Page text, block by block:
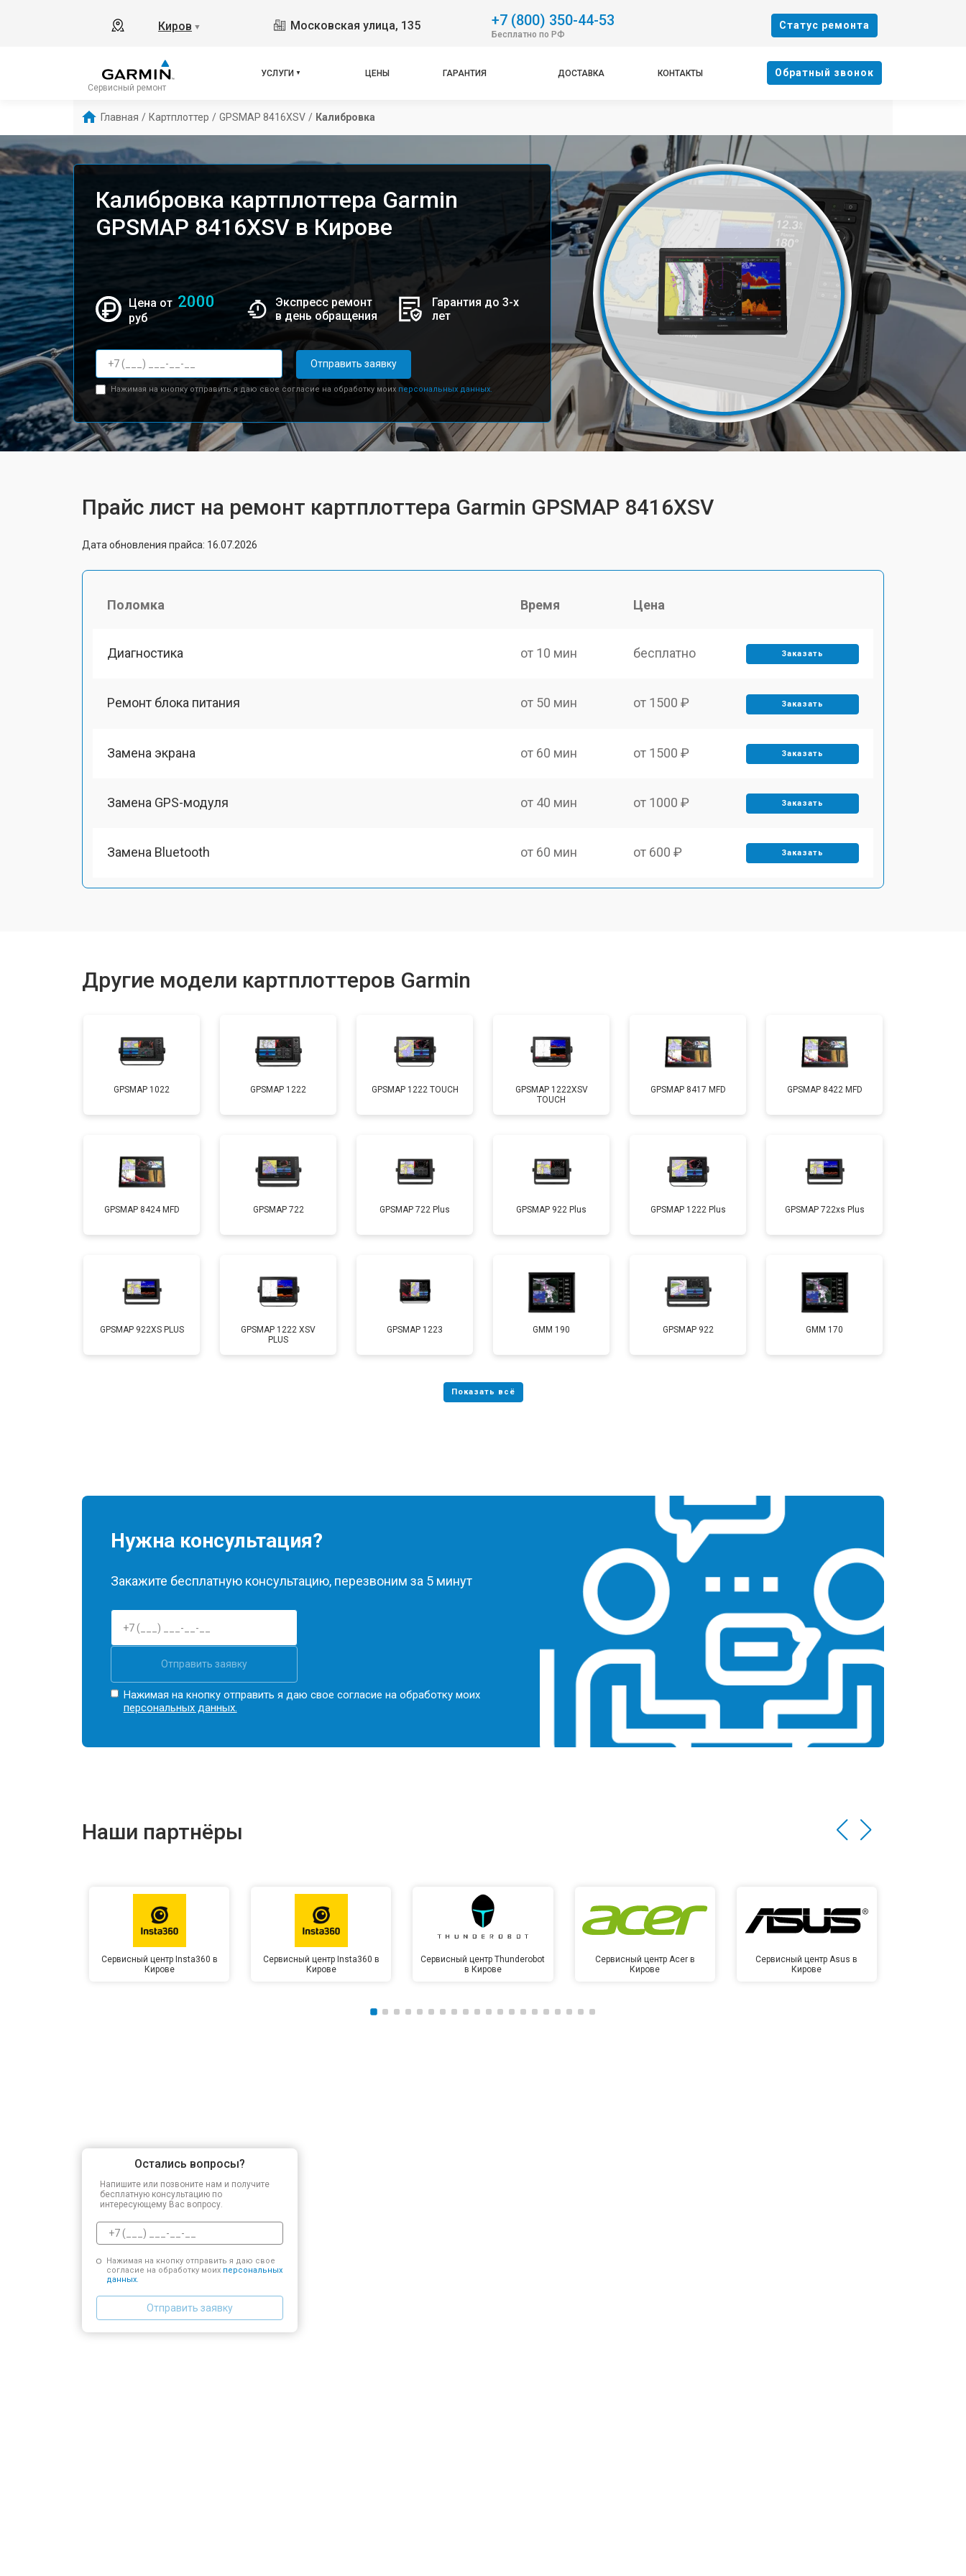
Киров ▼ Московская улица, 135 +7 (800) 350-44-53
Бесплатно по РФ
Cтатус ремонта
Сервисный ремонт
УСЛУГИ ЦЕНЫ ГАРАНТИЯ ДОСТАВКА КОНТАКТЫ Oбратный звонок
Главная / Картплоттер / GPSMAP 8416XSV / Калибровка
Калибровка картплоттера Garmin
GPSMAP 8416XSV в Кирове
Цена от 2000
руб
Экспресс ремонт
в день обращения
Гарантия до 3-х
лет
Отправить заявку
Нажимая на кнопку отправить я даю свое согласие на обработку моих персональных данных.
Прайс лист на ремонт картплоттера Garmin GPSMAP 8416XSV
Дата обновления прайса: 16.07.2026
Поломка Время Цена
Диагностика от 10 мин бесплатно Заказать
Ремонт блока питания от 50 мин от 1500 ₽ Заказать
Замена экрана от 60 мин от 1500 ₽ Заказать
Замена GPS-модуля от 40 мин от 1000 ₽ Заказать
Замена Bluetooth от 60 мин от 600 ₽ Заказать
Другие модели картплоттеров Garmin
GPSMAP 1022 GPSMAP 1222 GPSMAP 1222 TOUCH
GPSMAP 1222XSV
TOUCH
GPSMAP 8417 MFD GPSMAP 8422 MFD
GPSMAP 8424 MFD GPSMAP 722 GPSMAP 722 Plus GPSMAP 922 Plus GPSMAP 1222 Plus GPSMAP 722xs Plus
GPSMAP 922XS PLUS
GPSMAP 1222 XSV
PLUS
GPSMAP 1223 GMM 190 GPSMAP 922 GMM 170
Нужна консультация?
Закажите бесплатную консультацию, перезвоним за 5 минут
Отправить заявку
Нажимая на кнопку отправить я даю свое согласие на обработку моих
персональных данных.
Наши партнёры
Сервисный центр Insta360 в
Кирове
Сервисный центр Insta360 в
Кирове
Сервисный центр Thunderobot
в Кирове
Сервисный центр Acer в
Кирове
Сервисный центр Asus в
Кирове
Остались вопросы?
Напишите или позвоните нам и получите
бесплатную консультацию по
интересующему Вас вопросу.
Нажимая на кнопку отправить я даю свое
согласие на обработку моих персональных
данных.
Отправить заявку